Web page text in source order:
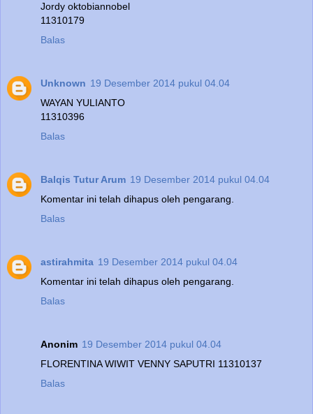
Jordy oktobiannobel
11310179
Balas
Unknown 19 Desember 2014 pukul 04.04
WAYAN YULIANTO
11310396
Balas
Balqis Tutur Arum 19 Desember 2014 pukul 04.04
Komentar ini telah dihapus oleh pengarang.
Balas
astirahmita 19 Desember 2014 pukul 04.04
Komentar ini telah dihapus oleh pengarang.
Balas
Anonim 19 Desember 2014 pukul 04.04
FLORENTINA WIWIT VENNY SAPUTRI 11310137
Balas